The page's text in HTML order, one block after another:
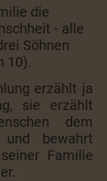
die
- alle
Söhnen
10).
erzählt ja
sie erzählt
dem
und bewahrt
Familie